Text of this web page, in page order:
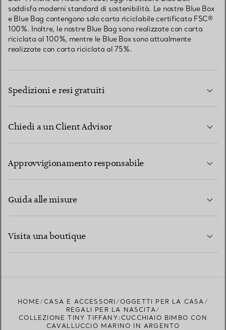
soddisfa moderni standard di sostenibilità. Le nostre Blue Box
e Blue Bag contengono solo carta riciclabile certificata FSC®
100%. Inoltre, le nostre Blue Bag sono realizzate con carta
riciclata al 100%, mentre le Blue Box sono attualmente
realizzate con carta riciclata al 75%.
Spedizioni e resi gratuiti
Chiedi a un Client Advisor
Approvvigionamento responsabile
Guida alle misure
Visita una boutique
HOME CASA E ACCESSORI
OGGETTI PER LA CASA
REGALI PER LA NASCITA
COLLEZIONE TINY TIFFANY:CUCCHIAIO BIMBO CON
CAVALLUCCIO MARINO IN ARGENTO